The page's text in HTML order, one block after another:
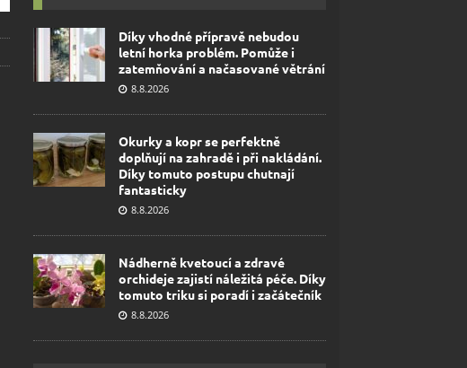
Díky vhodné přípravě nebudou
letní horka problém. Pomůže i
zatemňování a načasované větrání
8.8.2026
Okurky a kopr se perfektně
doplňují na zahradě i při nakládání.
Díky tomuto postupu chutnají
fantasticky
8.8.2026
Nádherně kvetoucí a zdravé
orchideje zajistí náležitá péče. Díky
tomuto triku si poradí i začátečník
8.8.2026